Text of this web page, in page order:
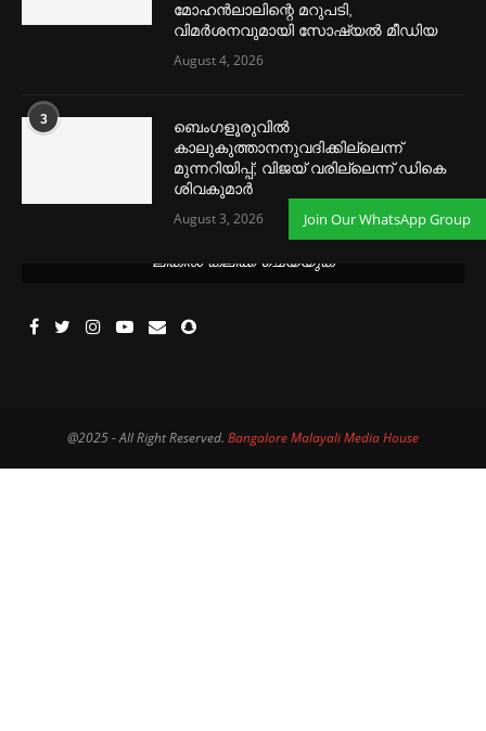
മോഹൻലാലിന്റെ മറുപടി,
വിമര്‍ശനവുമായി സോഷ്യല്‍ മീഡിയ
August 4, 2026
3
ബെംഗളൂരുവില്‍
കാലുകുത്താനനുവദിക്കില്ലെന്ന്
മുന്നറിയിപ്പ്; വിജയ് വരില്ലെന്ന് ഡികെ
ശിവകുമാര്‍
August 3, 2026
മെന്‍സ്ട്രല്‍ കപ്പുകള്‍ ഏറ്റവും വില കുറവിൽ ലഭിക്കാൻ ഈ
ലിങ്കിൽ ക്ലിക്ക് ചെയ്യുക
@2025 - All Right Reserved. Bangalore Malayali Media House
Join Our WhatsApp Group